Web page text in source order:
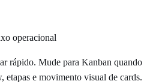
operacional
rápido. Mude para Kanban quando
e movimento visual de cards.